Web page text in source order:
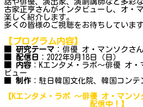
古家正亨さんがインタビューし、オ・
楽しく紹介します。
多くの皆様のご視聴をお待ちしています
【プログラム内容】
■ 研究テーマ ：俳優 オ・マンソクさ
■ 配信日
：2022年9月18日（日）
■ 内容 ：Kエンタメ・ラボ～俳優 オ
ビュー
制作 ：駐日韓国文化院、韓国コンテ
【Kエンタメ・ラボ ～俳優 オ・マンソ
配信中！】